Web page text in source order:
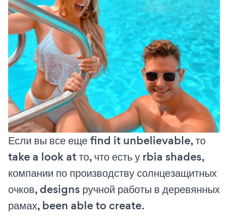
Если вы все еще find it unbelievable, то
take a look at то, что есть у rbia shades,
компании по производству солнцезащитных
очков, designs ручной работы в деревянных
рамах, been able to create.